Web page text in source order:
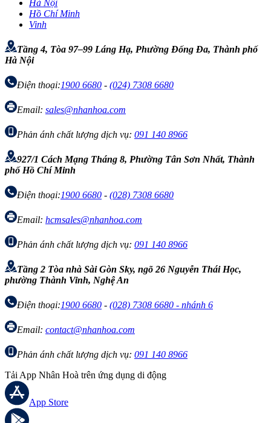
Hà Nội
Hồ Chí Minh
Vinh
Tầng 4, Tòa 97–99 Láng Hạ, Phường Đống Đa, Thành phố
Hà Nội
Điện thoại:1900 6680 - (024) 7308 6680
Email: sales@nhanhoa.com
Phản ánh chất lượng dịch vụ: 091 140 8966
927/1 Cách Mạng Tháng 8, Phường Tân Sơn Nhất, Thành
phố Hồ Chí Minh
Điện thoại:1900 6680 - (028) 7308 6680
Email: hcmsales@nhanhoa.com
Phản ánh chất lượng dịch vụ: 091 140 8966
Tầng 2 Tòa nhà Sài Gòn Sky, ngõ 26 Nguyễn Thái Học,
phường Thành Vinh, Nghệ An
Điện thoại:1900 6680 - (028) 7308 6680 - nhánh 6
Email: contact@nhanhoa.com
Phản ánh chất lượng dịch vụ: 091 140 8966
Tải App Nhân Hoà trên ứng dụng di động
App Store